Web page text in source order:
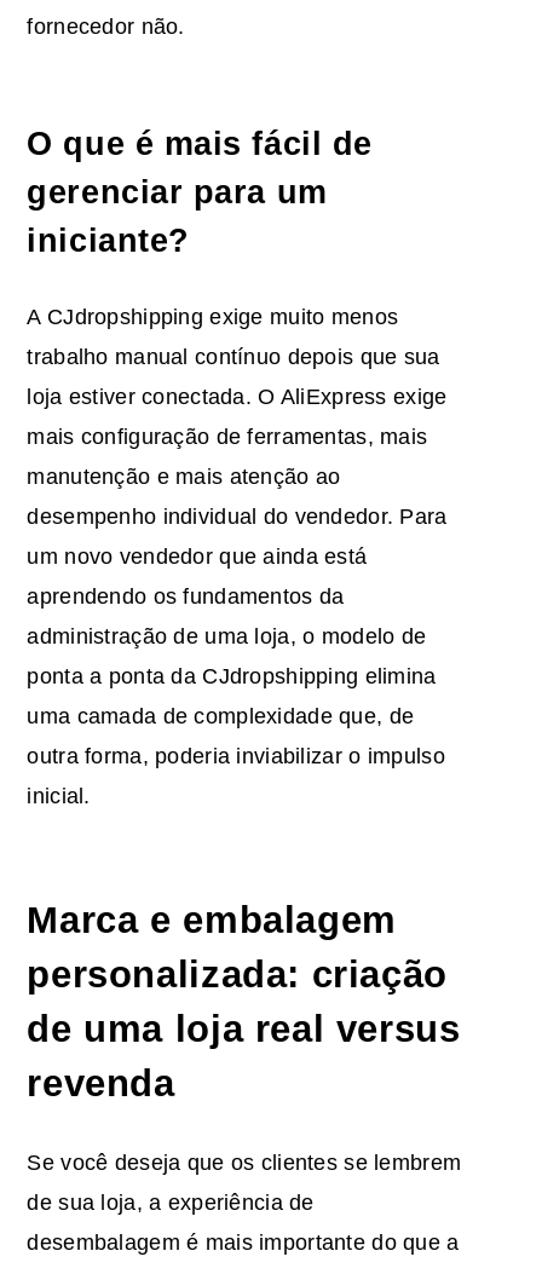
fornecedor não.
O que é mais fácil de
gerenciar para um
iniciante?
A CJdropshipping exige muito menos
trabalho manual contínuo depois que sua
loja estiver conectada. O AliExpress exige
mais configuração de ferramentas, mais
manutenção e mais atenção ao
desempenho individual do vendedor. Para
um novo vendedor que ainda está
aprendendo os fundamentos da
administração de uma loja, o modelo de
ponta a ponta da CJdropshipping elimina
uma camada de complexidade que, de
outra forma, poderia inviabilizar o impulso
inicial.
Marca e embalagem
personalizada: criação
de uma loja real versus
revenda
Se você deseja que os clientes se lembrem
de sua loja, a experiência de
desembalagem é mais importante do que a